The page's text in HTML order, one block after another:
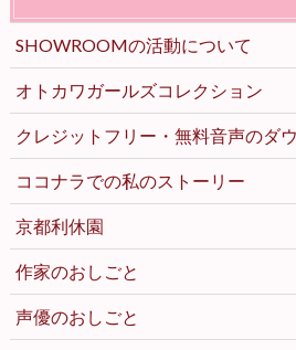
SHOWROOMの活動について
オトカワガールズコレクション
クレジットフリー・無料音声のダ
ココナラでの私のストーリー
京都利休園
作家のおしごと
声優のおしごと